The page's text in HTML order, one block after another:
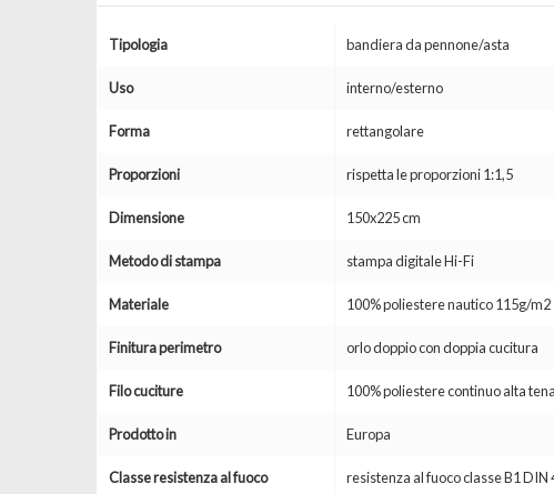
Tipologia bandiera da pennone/asta
Uso interno/esterno
Forma rettangolare
Proporzioni rispetta le proporzioni 1:1,5
Dimensione 150x225 cm
Metodo di stampa stampa digitale Hi-Fi
Materiale 100% poliestere nautico 115g/m2
Finitura perimetro orlo doppio con doppia cucitura
Filo cuciture 100% poliestere continuo alta
Prodotto in Europa
Classe resistenza al fuoco resistenza al fuoco classe B1 DIN